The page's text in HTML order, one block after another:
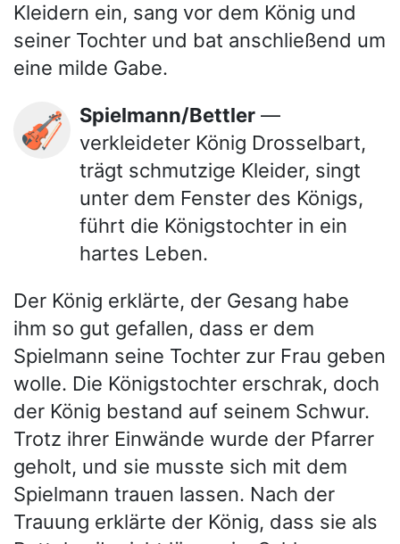
Kleidern ein, sang vor dem König und
seiner Tochter und bat anschließend um
eine milde Gabe.
🎻 Spielmann/Bettler —
verkleideter König Drosselbart,
trägt schmutzige Kleider, singt
unter dem Fenster des Königs,
führt die Königstochter in ein
hartes Leben.
Der König erklärte, der Gesang habe
ihm so gut gefallen, dass er dem
Spielmann seine Tochter zur Frau geben
wolle. Die Königstochter erschrak, doch
der König bestand auf seinem Schwur.
Trotz ihrer Einwände wurde der Pfarrer
geholt, und sie musste sich mit dem
Spielmann trauen lassen. Nach der
Trauung erklärte der König, dass sie als